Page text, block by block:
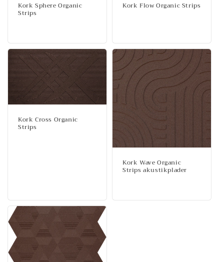
Kork Sphere Organic
Strips
Kork Flow Organic Strips
Kork Cross Organic
Strips
Kork Wave Organic
Strips akustikplader